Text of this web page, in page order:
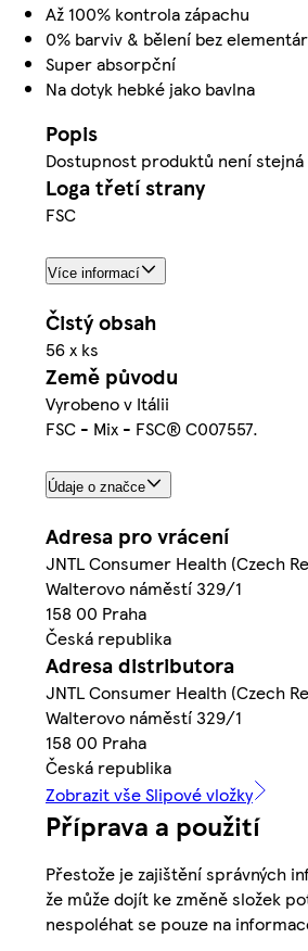
Až 100% kontrola zápachu
0% barviv & bělení bez
Super absorpční
Na dotyk hebké jako bavlna
Popis
Dostupnost produktů není
Loga třetí strany
FSC
Více informací
Čistý obsah
56 x ks
Země původu
Vyrobeno v Itálii
FSC - Mix - FSC® C007557.
Údaje o značce
Adresa pro vrácení
JNTL Consumer Health (Czech
Walterovo náměstí 329/1
158 00 Praha
Česká republika
Adresa distributora
JNTL Consumer Health (Czech
Walterovo náměstí 329/1
158 00 Praha
Česká republika
Zobrazit vše Slipové vložky
Příprava a použití
Přestože je zajištění správných
že může dojít ke změně složek
nespoléhat se pouze na